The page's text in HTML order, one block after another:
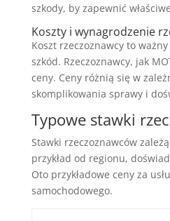
szkody, by zapewnić
Koszty i wynagrodzenie
Koszt rzeczoznawcy to
szkód. Rzeczoznawcy, jak
ceny. Ceny różnią się w
skomplikowania sprawy i
Typowe stawki
Stawki rzeczoznawców
przykład od regionu,
Oto przykładowe ceny za
samochodowego.